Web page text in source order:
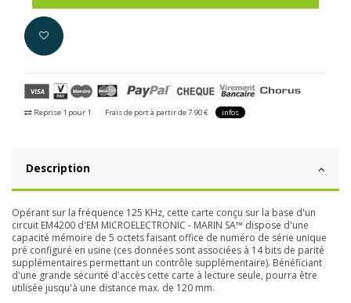
Reprise 1 pour 1 Frais de port à partir de 7.90 € infos
Description
Opérant sur la fréquence 125 KHz, cette carte conçu sur la base d'un
circuit EM4200 d'EM MICROELECTRONIC - MARIN SA™ dispose d'une
capacité mémoire de 5 octets faisant office de numéro de série unique
pré configuré en usine (ces données sont associées à 14 bits de parité
supplémentaires permettant un contrôle supplémentaire). Bénéficiant
d'une grande sécurité d'accès cette carte à lecture seule, pourra être
utilisée jusqu'à une distance max. de 120 mm.